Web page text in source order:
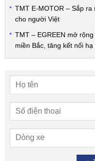
TMT E-MOTOR – Sắp
cho người Việt
TMT – EGREEN mở
miền Bắc, tăng kết nối